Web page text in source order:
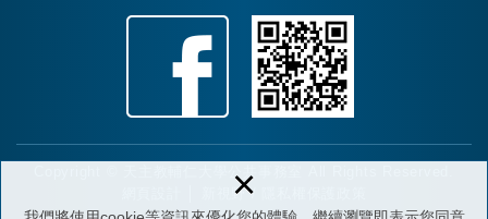
×
Copyright © 天主教輔仁大學公共事務室 All Rights Reserved.
網頁設計 │ 新視野/